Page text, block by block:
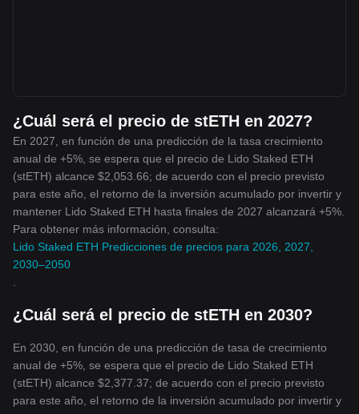
¿Cuál será el precio de stETH en 2027?
En 2027, en función de una predicción de la tasa crecimiento
anual de +5%, se espera que el precio de Lido Staked ETH
(stETH) alcance $2,053.66; de acuerdo con el precio previsto
para este año, el retorno de la inversión acumulado por invertir y
mantener Lido Staked ETH hasta finales de 2027 alcanzará +5%.
Para obtener más información, consulta:
Lido Staked ETH Predicciones de precios para 2026, 2027,
2030–2050
¿Cuál será el precio de stETH en 2030?
En 2030, en función de una predicción de tasa de crecimiento
anual de +5%, se espera que el precio de Lido Staked ETH
(stETH) alcance $2,377.37; de acuerdo con el precio previsto
para este año, el retorno de la inversión acumulado por invertir y